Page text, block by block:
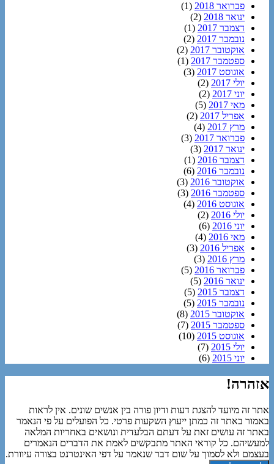
פברואר 2018
(1)
ינואר 2018
(2)
דצמבר 2017
(1)
נובמבר 2017
(2)
אוקטובר 2017
(2)
ספטמבר 2017
(1)
אוגוסט 2017
(3)
יולי 2017
(2)
יוני 2017
(2)
מאי 2017
(5)
אפריל 2017
(2)
מרץ 2017
(4)
פברואר 2017
(3)
ינואר 2017
(3)
דצמבר 2016
(1)
נובמבר 2016
(6)
אוקטובר 2016
(3)
ספטמבר 2016
(3)
אוגוסט 2016
(4)
יולי 2016
(2)
יוני 2016
(6)
מאי 2016
(4)
אפריל 2016
(3)
מרץ 2016
(3)
פברואר 2016
(5)
ינואר 2016
(5)
דצמבר 2015
(5)
נובמבר 2015
(5)
אוקטובר 2015
(8)
ספטמבר 2015
(7)
אוגוסט 2015
(10)
יולי 2015
(7)
יוני 2015
(6)
אזהרה!
אתר זה מיועד להצגת דעות ודיון פורה בין אנשים שונים. אין לראות
באמור באתר זה כמתן ייעוץ השקעות פרטי. כל הפועלים על פי הנאמר
באתר זה עושים זאת על דעתם הבלעדית ונושאים באחריות המלאה
למעשיהם. כל קוראי האתר מתבקשים לאמת את הדברים הנאמרים
בעצמם ולא לסמוך על שום דבר שנאמר על דפי האינטרנט בצורה עיוורת.